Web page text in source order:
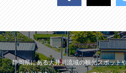
静岡県にある大井川流域の観光スポット